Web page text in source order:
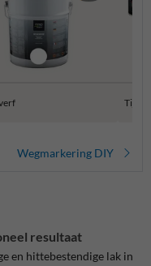
Wegmarkering DIY
resultaat
en hittebestendige lak in